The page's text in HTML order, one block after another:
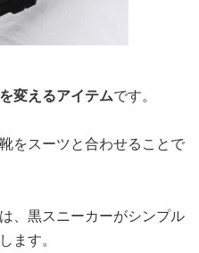
変えるアイテムです。
をスーツと合わせることで
、黒スニーカーがシンプル
ます。